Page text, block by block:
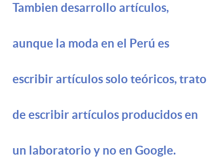
Tambien desarrollo artículos,
aunque la moda en el Perú es
escribir artículos solo teóricos,trato
de escribir artículos producidos en
un laboratorio y no en Google.